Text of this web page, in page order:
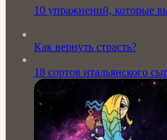
10 упражнений, которые
Как вернуть страсть?
18 сортов итальянского